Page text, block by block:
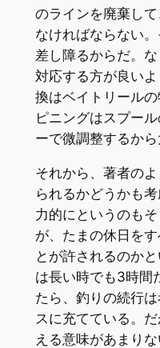
のラインを廃棄し
なければならない
差し障るからだ。
対応する方が良い
換はベイトリール
ピニングはスプー
ーで微調整するから
それから、著者の
られるかどうかも
力的にというのも
が、たまの休日を
とが許されるのか
は長い時でも3時間
たら、釣りの続行
スに充てている。
える意味があまり